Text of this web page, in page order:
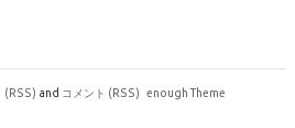
(RSS) and コメント (RSS) enough Theme